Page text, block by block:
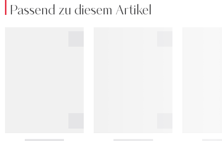
Passend zu diesem Artikel